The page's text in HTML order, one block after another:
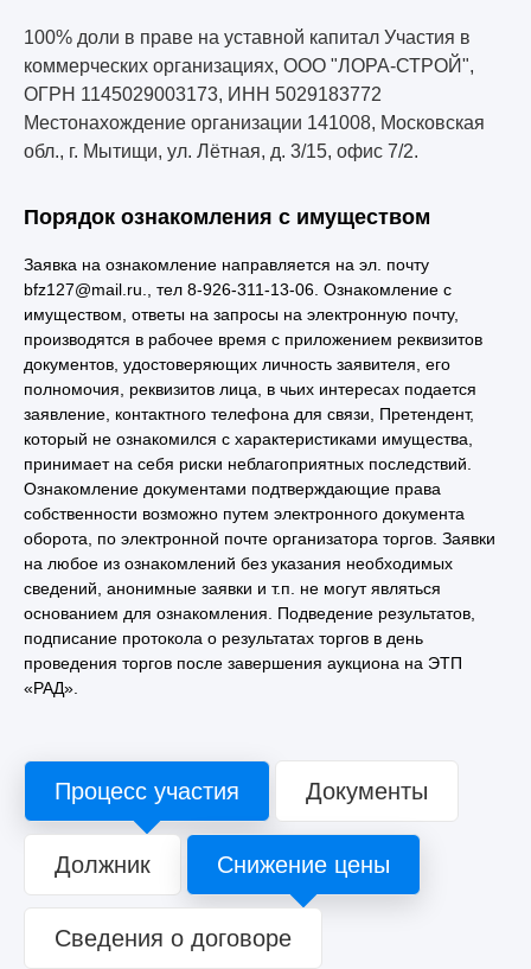
100% доли в праве на уставной капитал Участия в
коммерческих организациях, ООО "ЛОРА-СТРОЙ",
ОГРН 1145029003173, ИНН 5029183772
Местонахождение организации 141008, Московская
обл., г. Мытищи, ул. Лётная, д. 3/15, офис 7/2.
Порядок ознакомления с имуществом
Заявка на ознакомление направляется на эл. почту
bfz127@mail.ru., тел 8-926-311-13-06. Ознакомление с
имуществом, ответы на запросы на электронную почту,
производятся в рабочее время с приложением реквизитов
документов, удостоверяющих личность заявителя, его
полномочия, реквизитов лица, в чьих интересах подается
заявление, контактного телефона для связи, Претендент,
который не ознакомился с характеристиками имущества,
принимает на себя риски неблагоприятных последствий.
Ознакомление документами подтверждающие права
собственности возможно путем электронного документа
оборота, по электронной почте организатора торгов. Заявки
на любое из ознакомлений без указания необходимых
сведений, анонимные заявки и т.п. не могут являться
основанием для ознакомления. Подведение результатов,
подписание протокола о результатах торгов в день
проведения торгов после завершения аукциона на ЭТП
«РАД».
Процесс участия Документы
Должник Снижение цены
Сведения о договоре